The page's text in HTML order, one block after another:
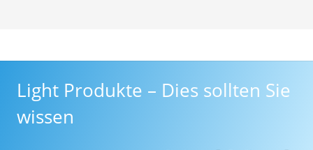
Light Produkte – Dies sollten Sie
wissen